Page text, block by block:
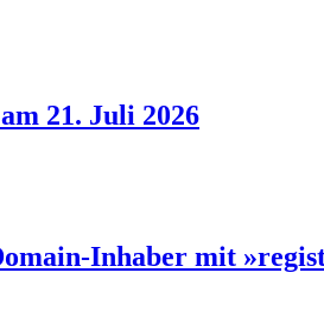
21. Juli 2026
Inhaber mit